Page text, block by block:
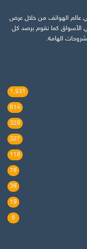
عالم الهواتف من خلال عرض
الأسواق كما نقوم برصد كل
الهامة.
1٬931
614
328
327
118
78
38
19
6